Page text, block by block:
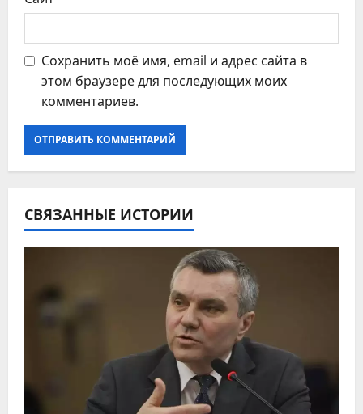
Сохранить моё имя, email и адрес сайта в
этом браузере для последующих моих
комментариев.
СВЯЗАННЫЕ ИСТОРИИ